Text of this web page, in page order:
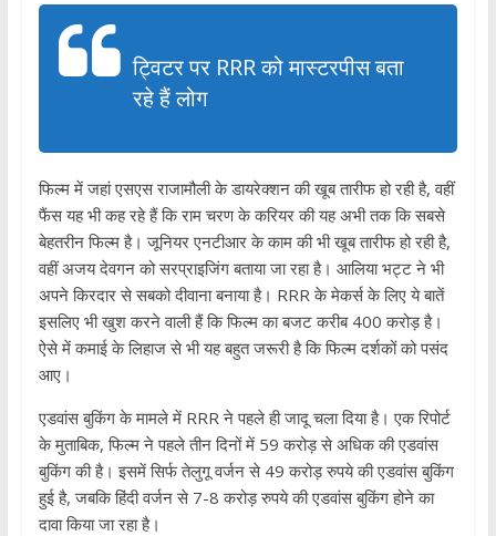
ट्विटर पर RRR को मास्‍टरपीस बता
रहे हैं लोग
फिल्‍म में जहां एसएस राजामौली के डायरेक्‍शन की खूब तारीफ हो रही है, वहीं
फैंस यह भी कह रहे हैं कि राम चरण के करियर की यह अभी तक कि सबसे
बेहतरीन फिल्‍म है। जूनियर एनटीआर के काम की भी खूब तारीफ हो रही है,
वहीं अजय देवगन को सरप्राइजिंग बताया जा रहा है। आलिया भट्ट ने भी
अपने किरदार से सबको दीवाना बनाया है। RRR के मेकर्स के लिए ये बातें
इसलिए भी खुश करने वाली हैं कि फिल्‍म का बजट करीब 400 करोड़ है।
ऐसे में कमाई के लिहाज से भी यह बहुत जरूरी है कि फिल्‍म दर्शकों को पसंद
आए।
एडवांस बुकिंग के मामले में RRR ने पहले ही जादू चला दिया है। एक रिपोर्ट
के मुताबिक, फिल्म ने पहले तीन दिनों में 59 करोड़ से अध‍िक की एडवांस
बुकिंग की है। इसमें सिर्फ तेलुगू वर्जन से 49 करोड़ रुपये की एडवांस बुकिंग
हुई है, जबकि हिंदी वर्जन से 7-8 करोड़ रुपये की एडवांस बुकिंग होने का
दावा किया जा रहा है।